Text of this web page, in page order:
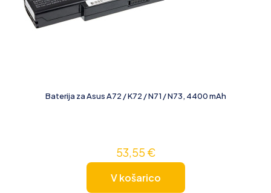
Baterija za Asus A72 / K72 / N71 / N73, 4400 mAh
53,55 €
V košarico